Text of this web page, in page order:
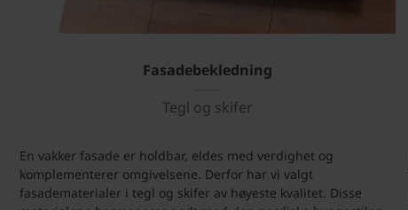
Fasadebekledning
Tegl og skifer
En vakker fasade er holdbar, eldes med verdighet og
komplementerer omgivelsene. Derfor har vi valgt
fasadematerialer i tegl og skifer av høyeste kvalitet. Disse